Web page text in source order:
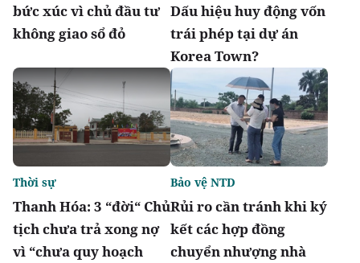
bức xúc vì chủ đầu tư
không giao sổ đỏ
Dấu hiệu huy động vốn
trái phép tại dự án
Korea Town?
Thanh Hóa: 3 “đời“ Chủ
tịch chưa trả xong nợ
vì “chưa quy hoạch
Thời sự
Rủi ro cần tránh khi ký
kết các hợp đồng
chuyển nhượng nhà
Bảo vệ NTD